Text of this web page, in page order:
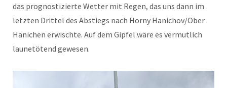
das prognostizierte Wetter mit Regen, das uns dann im
letzten Drittel des Abstiegs nach Horny Hanichov/Ober
Hanichen erwischte. Auf dem Gipfel wäre es vermutlich
launetötend gewesen.